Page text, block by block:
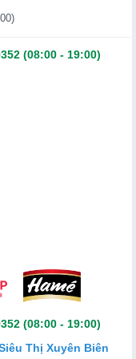
(08:00 - 19:00)
(08:00 - 19:00)
Thị Xuyên Biên